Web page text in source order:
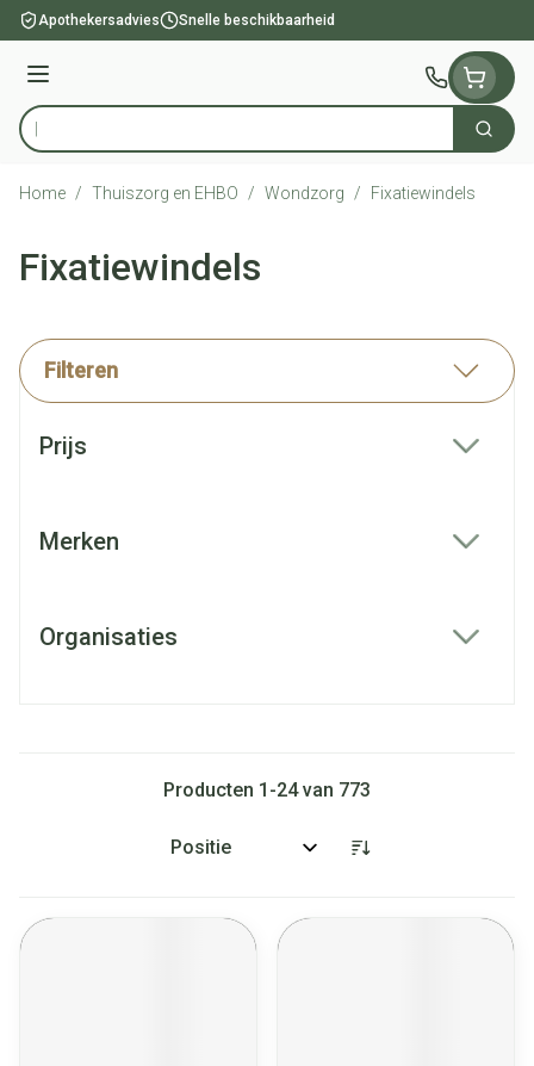
Ga naar de inhoud
Apothekersadvies Snelle beschikbaarheid
Menu
Product, merk, categorie... Zoek
Home / Thuiszorg en EHBO / Wondzorg / Fixatiewindels
Fixatiewindels
Filteren
Prijs
Merken
Organisaties
Producten 1 -24van 773
Sorteer op: